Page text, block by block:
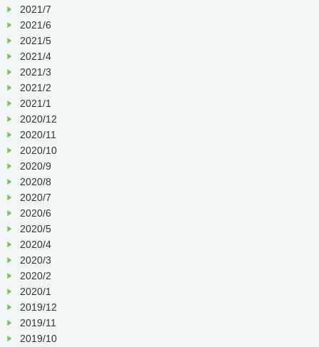
2021/7
2021/6
2021/5
2021/4
2021/3
2021/2
2021/1
2020/12
2020/11
2020/10
2020/9
2020/8
2020/7
2020/6
2020/5
2020/4
2020/3
2020/2
2020/1
2019/12
2019/11
2019/10